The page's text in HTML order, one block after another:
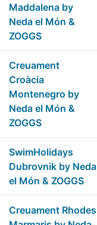
Maddalena by
Neda el Món &
ZOGGS
Creuament
Croàcia
Montenegro by
Neda el Món &
ZOGGS
SwimHolidays
Dubrovnik by Neda
el Món & ZOGGS
Creuament Rhodes